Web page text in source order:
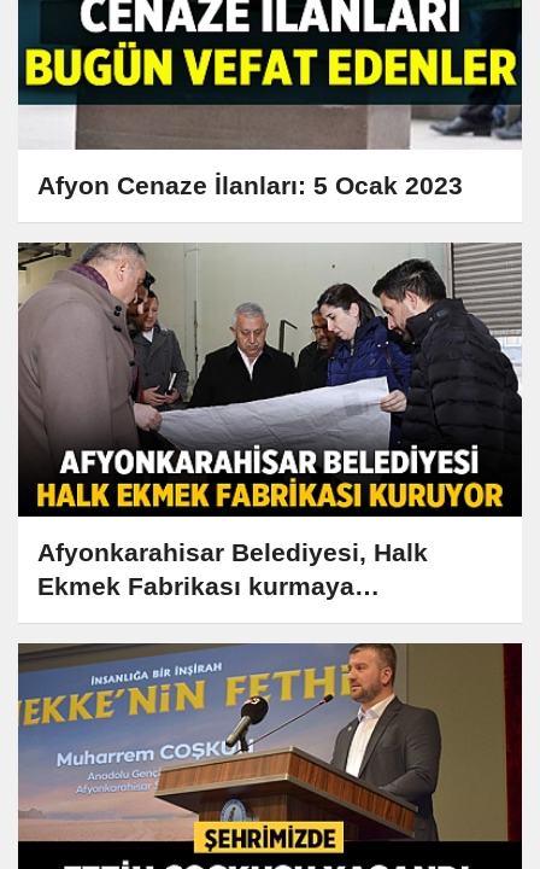
Afyon Cenaze İlanları: 5 Ocak 2023
Afyonkarahisar Belediyesi, Halk
Ekmek Fabrikası kurmaya
hazırlanıyor